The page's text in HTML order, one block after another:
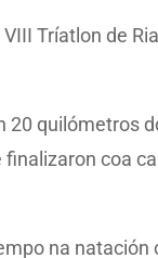
Tríatlon de
20 quilómetros
coa
na natación